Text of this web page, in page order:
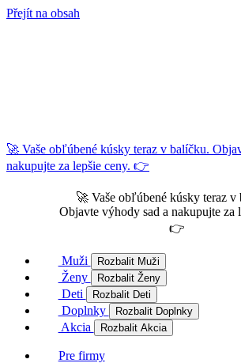
Přejít na obsah
🚀 Vaše obľúbené kúsky teraz v balíčku.
nakupujte za lepšie ceny. 👉
🚀 Vaše obľúbené kúsky teraz v
Objavte výhody sad a nakupujte za
👉
Muži Rozbalit Muži
Ženy Rozbalit Ženy
Deti Rozbalit Deti
Doplnky Rozbalit Doplnky
Akcia Rozbalit Akcia
Pre firmy